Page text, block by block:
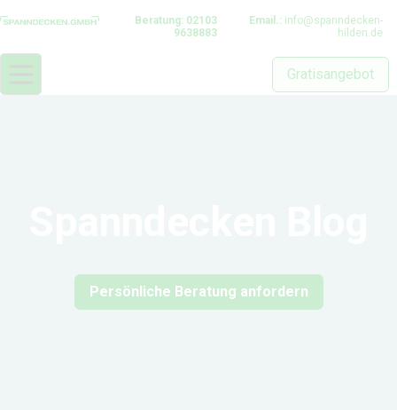
Beratung: 02103
9638883
Email.: info@spanndecken-
hilden.de
Gratisangebot
Persönliche Beratung anfordern